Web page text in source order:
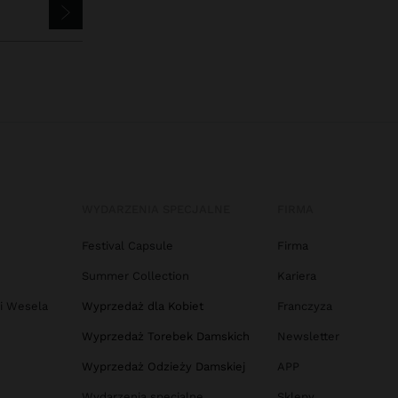
Wesela
Festival Capsule
Summer Collection
Wyprzedaż dla Kobiet
Wyprzedaż Torebek Damskich
Wyprzedaż Odzieży Damskiej
Firma
Kariera
Franczyza
Newsletter
APP